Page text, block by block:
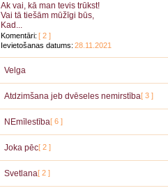
Ak vai, kā man tevis trūkst!
Vai tā tiešām mūžīgi būs,
Kad...
Komentāri: [ 2 ]
Ievietošanas datums: 28.11.2021
Velga
Atdzimšana jeb dvēseles nemirstība[ 3 ]
NEmīlestība[ 6 ]
Joka pēc[ 2 ]
Svetlana[ 2 ]